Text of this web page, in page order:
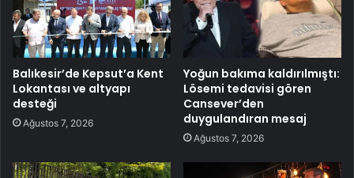
Balıkesir’de Kepsut’a Kent
Lokantası ve altyapı
desteği
Ağustos 7, 2026
Yoğun bakıma kaldırılmıştı:
Lösemi tedavisi gören
Cansever’den
duygulandıran mesaj
Ağustos 7, 2026